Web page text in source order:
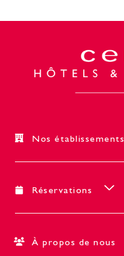
Nos établissements
Réservations
À propos de nous